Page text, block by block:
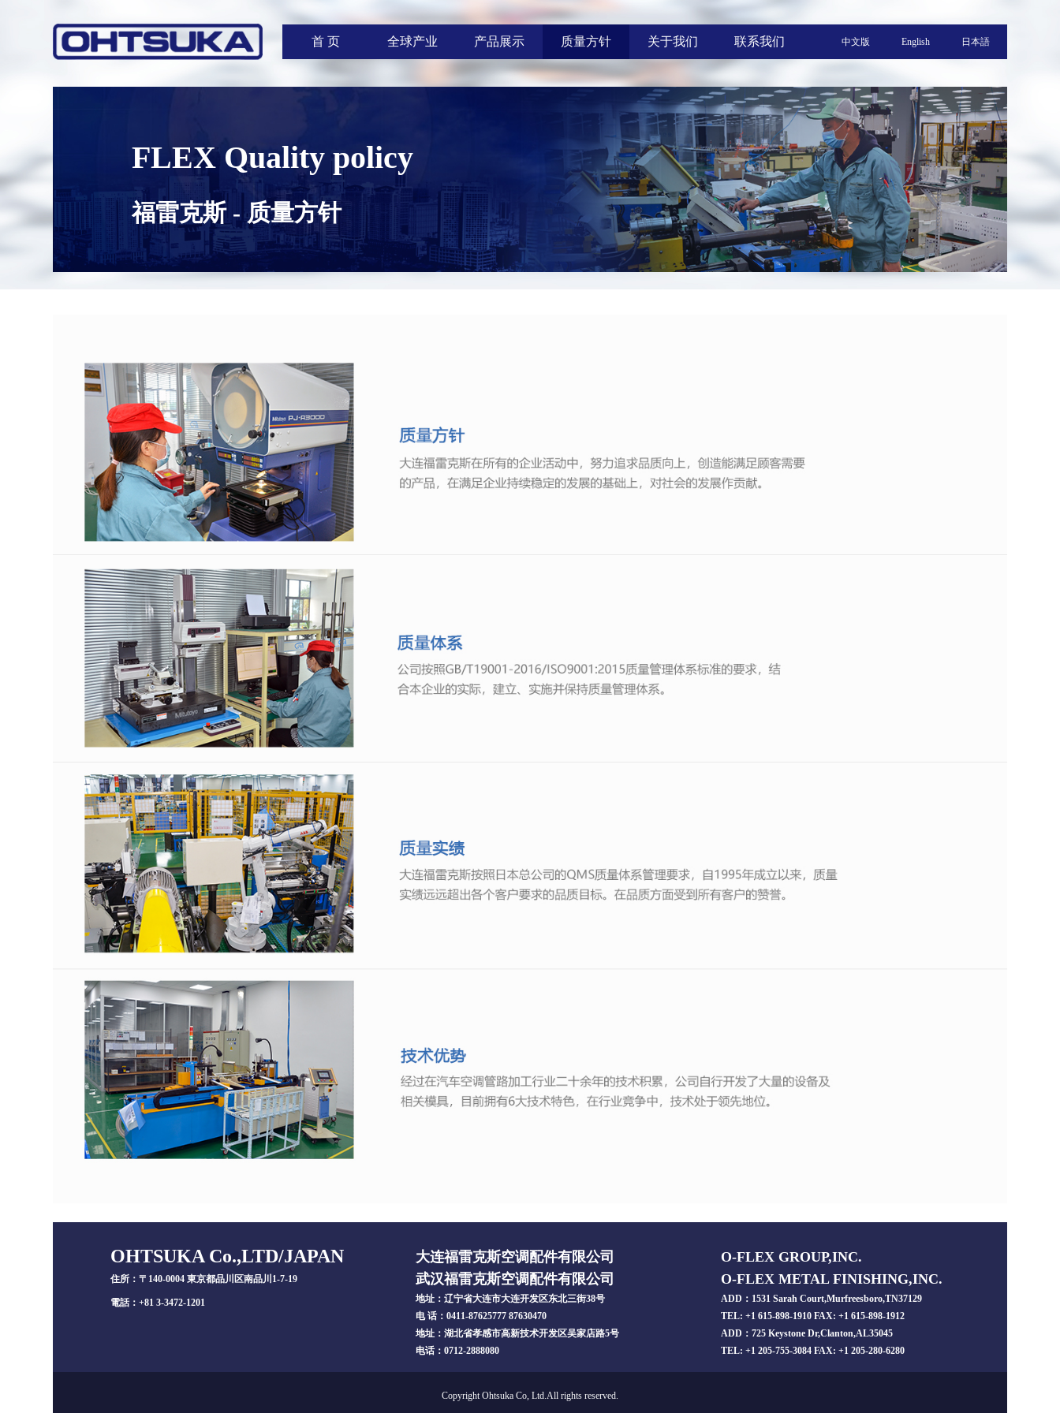
首 页 全球产业 产品展示 质量方针 关于我们 联系我们 中文版 English 日本語
FLEX Quality policy
福雷克斯 - 质量方针
OHTSUKA Co.,LTD/JAPAN
住所：〒140-0004 東京都品川区南品川1-7-19
電話：+81 3-3472-1201
大连福雷克斯空调配件有限公司
武汉福雷克斯空调配件有限公司
地址：辽宁省大连市大连开发区东北三街38号
电 话：0411-87625777 87630470
地址：湖北省孝感市高新技术开发区吴家店路5号
电话：0712-2888080
O-FLEX GROUP,INC.
O-FLEX METAL FINISHING,INC.
ADD：1531 Sarah Court,Murfreesboro,TN37129
TEL: +1 615-898-1910 FAX: +1 615-898-1912
ADD：725 Keystone Dr,Clanton,AL35045
TEL: +1 205-755-3084 FAX: +1 205-280-6280
Copyright Ohtsuka Co, Ltd.All rights reserved.